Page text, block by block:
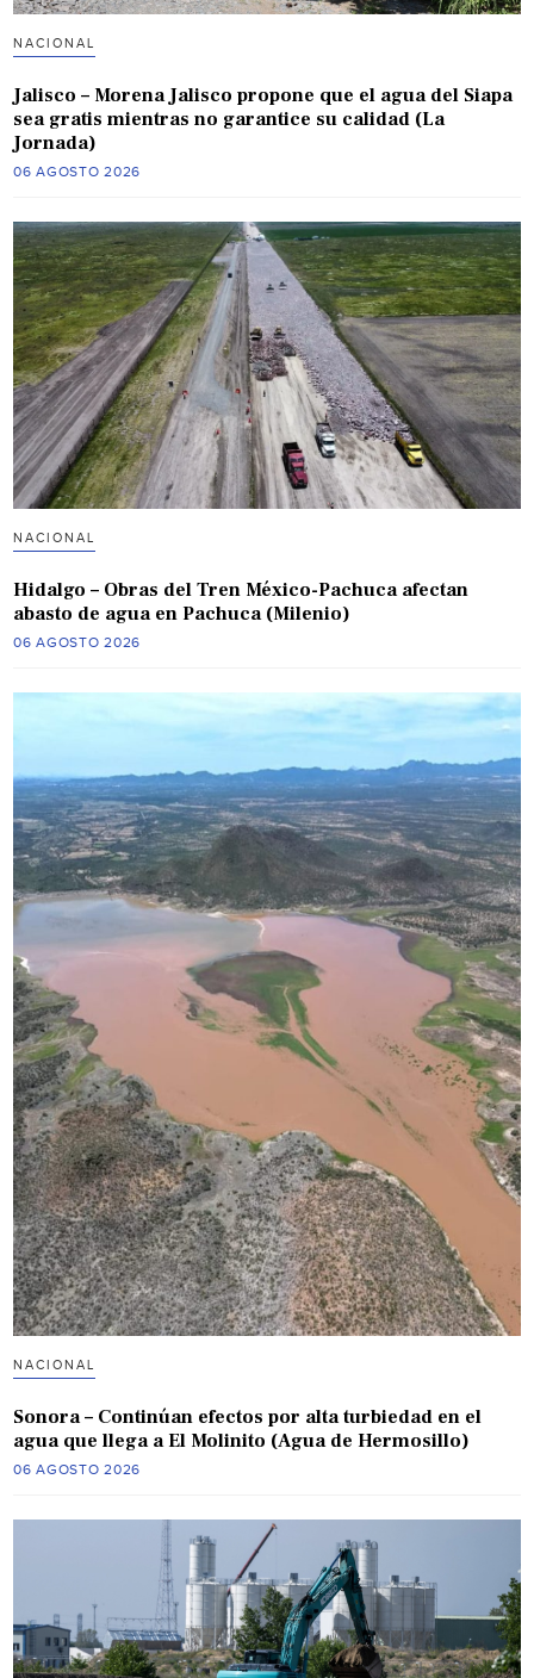
NACIONAL
Jalisco – Morena Jalisco propone que el agua del Siapa
sea gratis mientras no garantice su calidad (La
Jornada)
06 AGOSTO 2026
NACIONAL
Hidalgo – Obras del Tren México-Pachuca afectan
abasto de agua en Pachuca (Milenio)
06 AGOSTO 2026
NACIONAL
Sonora – Continúan efectos por alta turbiedad en el
agua que llega a El Molinito (Agua de Hermosillo)
06 AGOSTO 2026